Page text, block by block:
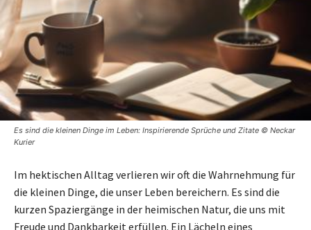
Es sind die kleinen Dinge im Leben: Inspirierende Sprüche und Zitate © Neckar
Kurier
Im hektischen Alltag verlieren wir oft die Wahrnehmung für
die kleinen Dinge, die unser Leben bereichern. Es sind die
kurzen Spaziergänge in der heimischen Natur, die uns mit
Freude und Dankbarkeit erfüllen. Ein Lächeln eines